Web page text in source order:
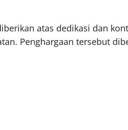
atas dedikasi dan
Penghargaan tersebut